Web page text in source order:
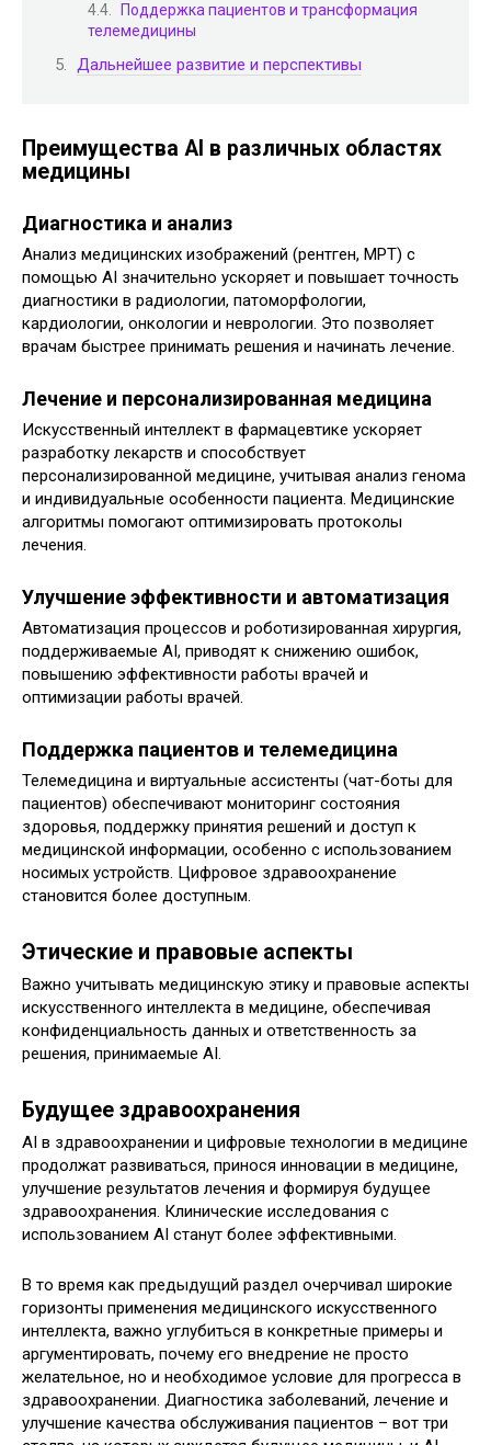
Поддержка пациентов и трансформация
телемедицины
Дальнейшее развитие и перспективы
Преимущества AI в различных областях
медицины
Диагностика и анализ
Анализ медицинских изображений (рентген, МРТ) с
помощью AI значительно ускоряет и повышает точность
диагностики в радиологии, патоморфологии,
кардиологии, онкологии и неврологии. Это позволяет
врачам быстрее принимать решения и начинать лечение.
Лечение и персонализированная медицина
Искусственный интеллект в фармацевтике ускоряет
разработку лекарств и способствует
персонализированной медицине, учитывая анализ генома
и индивидуальные особенности пациента. Медицинские
алгоритмы помогают оптимизировать протоколы
лечения.
Улучшение эффективности и автоматизация
Автоматизация процессов и роботизированная хирургия,
поддерживаемые AI, приводят к снижению ошибок,
повышению эффективности работы врачей и
оптимизации работы врачей.
Поддержка пациентов и телемедицина
Телемедицина и виртуальные ассистенты (чат-боты для
пациентов) обеспечивают мониторинг состояния
здоровья, поддержку принятия решений и доступ к
медицинской информации, особенно с использованием
носимых устройств. Цифровое здравоохранение
становится более доступным.
Этические и правовые аспекты
Важно учитывать медицинскую этику и правовые аспекты
искусственного интеллекта в медицине, обеспечивая
конфиденциальность данных и ответственность за
решения, принимаемые AI.
Будущее здравоохранения
AI в здравоохранении и цифровые технологии в медицине
продолжат развиваться, принося инновации в медицине,
улучшение результатов лечения и формируя будущее
здравоохранения. Клинические исследования с
использованием AI станут более эффективными.
В то время как предыдущий раздел очерчивал широкие
горизонты применения медицинского искусственного
интеллекта, важно углубиться в конкретные примеры и
аргументировать, почему его внедрение не просто
желательное, но и необходимое условие для прогресса в
здравоохранении. Диагностика заболеваний, лечение и
улучшение качества обслуживания пациентов – вот три